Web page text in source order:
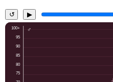
↺ ▶